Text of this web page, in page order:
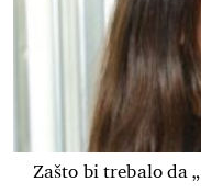
Zašto bi trebalo da